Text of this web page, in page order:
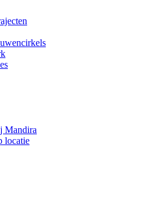
Mandira
locatie